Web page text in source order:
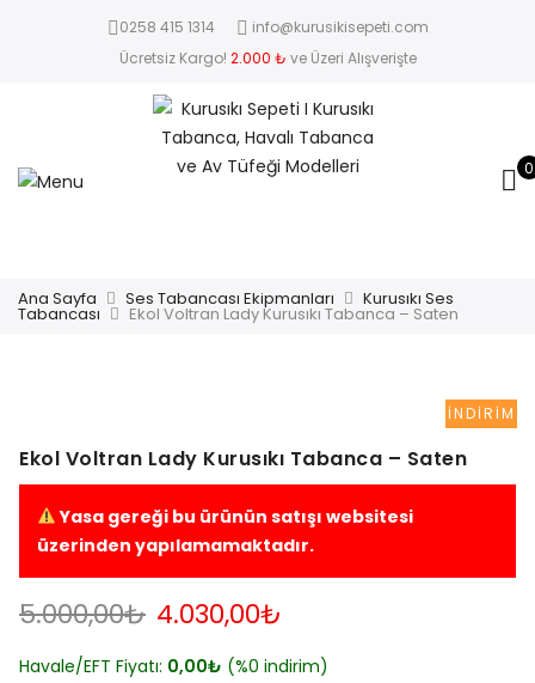
0258 415 1314
info@kurusikisepeti.com
Ücretsiz Kargo! 2.000 ₺ ve Üzeri Alışverişte
0
Ana Sayfa Ses Tabancası Ekipmanları Kurusıkı Ses
Tabancası Ekol Voltran Lady Kurusıkı Tabanca – Saten
İNDIRIM
Ekol Voltran Lady Kurusıkı Tabanca – Saten
Yasa gereği bu ürünün satışı websitesi
üzerinden yapılamamaktadır.
5.000,00₺ Orijinal
5.000,00₺.
4.030,00₺
fiyat:
Havale/EFT Fiyatı: 0,00₺ (%0 indirim)